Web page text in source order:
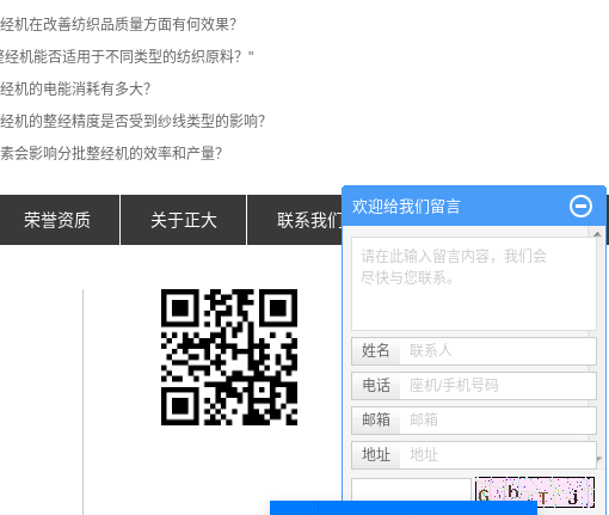
机在改善纺织品质量方面有何效果？
经机能否适用于不同类型的纺织原料？"
机的电能消耗有多大？
机的整经精度是否受到纱线类型的影响？
会影响分批整经机的效率和产量？
荣誉资质 关于正大 联系我们
欢迎给我们留言
请在此输入留言内容，我们会
尽快与您联系。
姓名 联系人
电话 座机/手机号码
邮箱 邮箱
地址 地址